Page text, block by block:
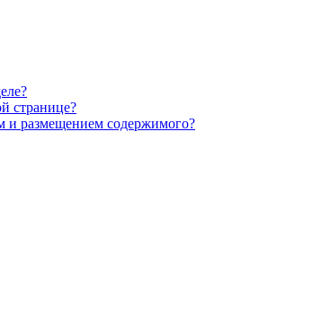
странице?
и размещением содержимого?